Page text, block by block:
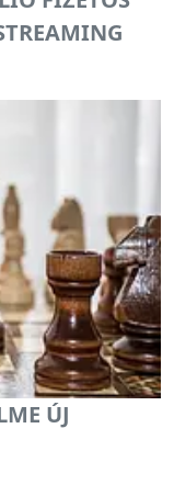
ÚJ